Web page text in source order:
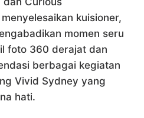
kuisioner,
momen seru
foto 360 derajat dan
berbagai kegiatan
Vivid Sydney yang
hati.